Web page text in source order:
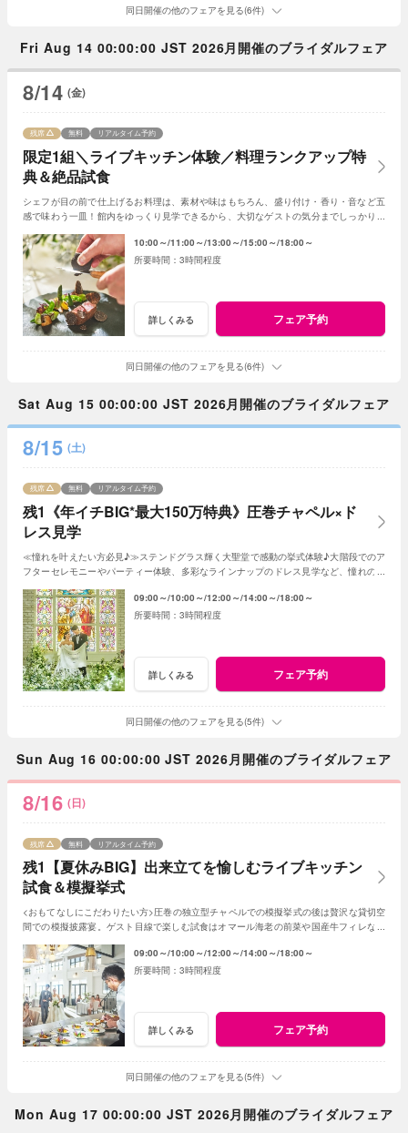
同日開催の他のフェアを見る(6件)
Fri Aug 14 00:00:00 JST 2026月開催のブライダルフェア
8/14 (金)
限定1組＼ライブキッチン体験／料理ランクアップ特
典＆絶品試食
残席 無料 リアルタイム予約
シェフが目の前で仕上げるお料理は、素材や味はもちろん、盛り付け・香り・音など五
感で味わう一皿！館内をゆっくり見学できるから、大切なゲストの気分までしっかりイ
10:00～ 11:00～ 13:00～ 15:00～ 18:00～
3時間程度
詳しくみる フェア予約
同日開催の他のフェアを見る(6件)
Sat Aug 15 00:00:00 JST 2026月開催のブライダルフェア
8/15 (土)
残1《年イチBIG*最大150万特典》圧巻チャペル×ド
レス見学
残席 無料 リアルタイム予約
≪憧れを叶えたい方必見♪≫ステンドグラス輝く大聖堂で感動の挙式体験♪大階段でのア
フターセレモニーやパーティー体験、多彩なラインナップのドレス見学など、憧れの花
09:00～ 10:00～ 12:00～ 14:00～ 18:00～
3時間程度
詳しくみる フェア予約
同日開催の他のフェアを見る(5件)
Sun Aug 16 00:00:00 JST 2026月開催のブライダルフェア
8/16 (日)
残1【夏休みBIG】出来立てを愉しむライブキッチン
試食＆模擬挙式
残席 無料 リアルタイム予約
<おもてなしにこだわりたい方>圧巻の独立型チャペルでの模擬挙式の後は贅沢な貸切空
間での模擬披露宴。ゲスト目線で楽しむ試食はオマール海老の前菜や国産牛フィレなど
09:00～ 10:00～ 12:00～ 14:00～ 18:00～
3時間程度
詳しくみる フェア予約
同日開催の他のフェアを見る(5件)
Mon Aug 17 00:00:00 JST 2026月開催のブライダルフェア